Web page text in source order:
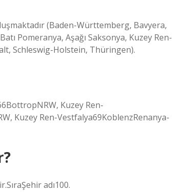
(Baden-Württemberg, Bavyera,
Pomeranya, Aşağı Saksonya, Kuzey Ren-
Schleswig-Holstein, Thüringen).
Kuzey Ren-
Kuzey Ren-Vestfalya69KoblenzRenanya-
adı100.